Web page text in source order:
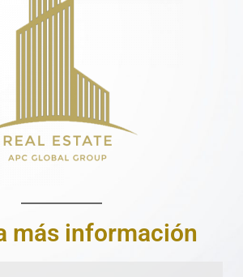
más información